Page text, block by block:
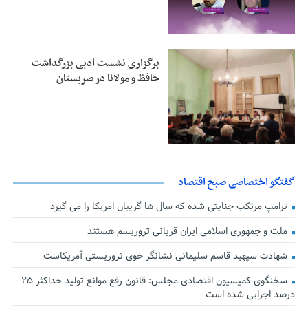
برگزاری نشست ادبی بزرگداشت
حافظ و مولانا در صربستان
گفتگو اختصاصی صبح اقتصاد
ترامپ مرتکب جنایتی شده که سال ها گریبان امریکا را می گیرد
ملت و جمهوری اسلامی ایران قربانی تروریسم هستند
شهادت سپهبد قاسم سلیمانی نشانگر خوی تروریستی آمریکاست
سخنگوی کمیسیون اقتصادی مجلس: قانون رفع موانع تولید حداکثر ۲۵
درصد اجرایی شده است